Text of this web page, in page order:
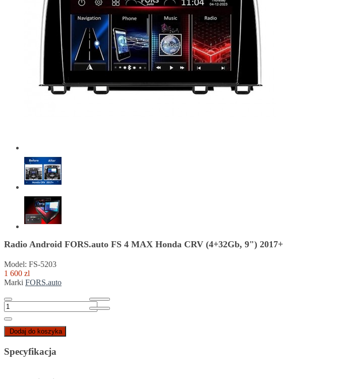
Radio Android FORS.auto FS 4 MAX Honda CRV (4+32Gb, 9") 2017+
Model: FS-5203
1 600 zl
Marki FORS.auto
Dodaj do koszyka
Specyfikacja